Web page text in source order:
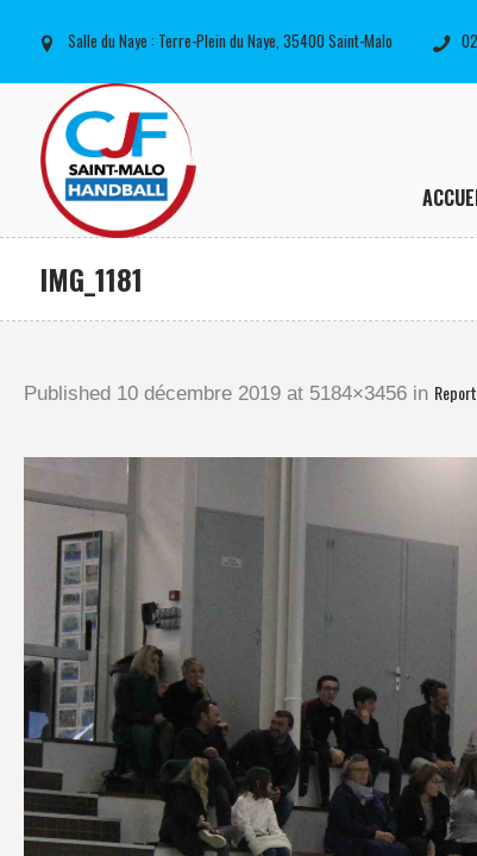
Salle du Naye : Terre-Plein du Naye, 35400 Saint-Malo
IMG_1181
Published 10 décembre 2019 at 5184×3456 in